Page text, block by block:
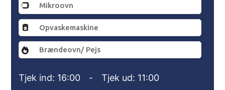
Mikroovn
Opvaskemaskine
Brændeovn/ Pejs
Tjek ind: 16:00 -
Tjek ud: 11:00